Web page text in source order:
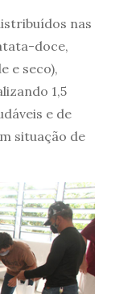
nas
doce,
e seco),
1,5
e de
situação de